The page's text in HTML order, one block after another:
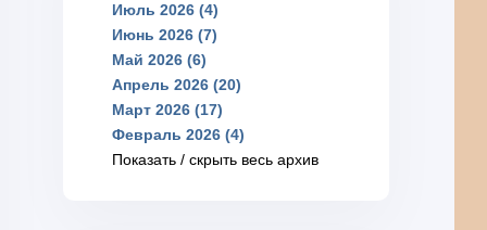
Июль 2026 (4)
Июнь 2026 (7)
Май 2026 (6)
Апрель 2026 (20)
Март 2026 (17)
Февраль 2026 (4)
Показать / скрыть весь архив